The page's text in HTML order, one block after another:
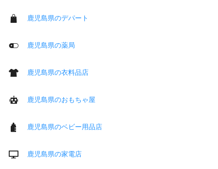
鹿児島県のデパート
鹿児島県の薬局
鹿児島県の衣料品店
鹿児島県のおもちゃ屋
鹿児島県のベビー用品店
鹿児島県の家電店